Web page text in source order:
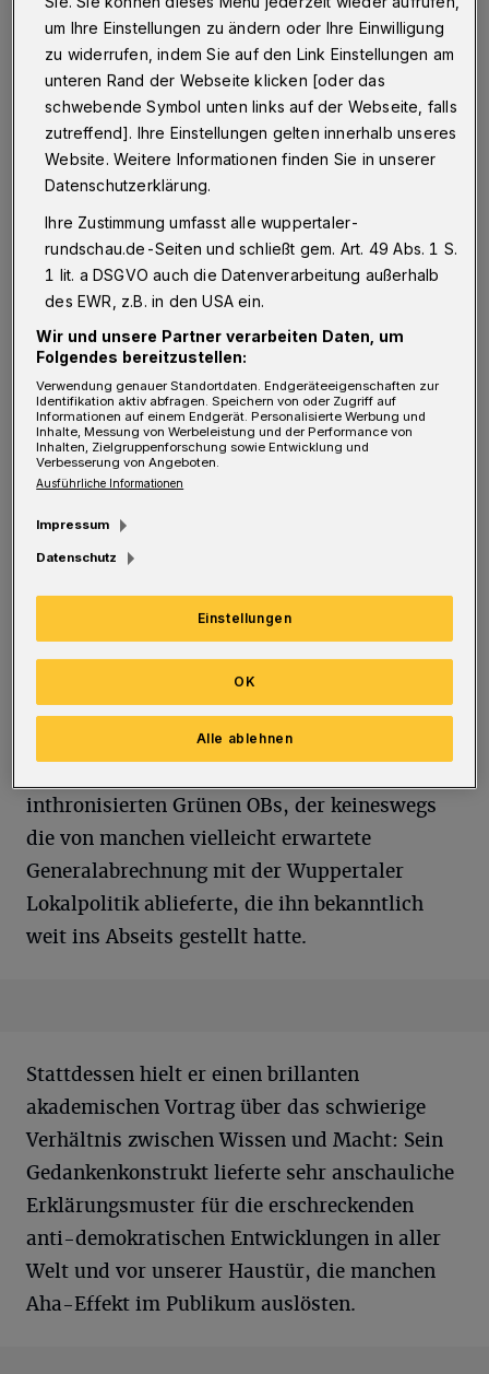
A bschiedsvorlesung? Das ist für
Professoren ein etabliertes Format, für
Oberbürgermeister aber völlig ungewöhnlich.
Schneidewind ist bekanntlich noch wenige
Tage beides und entschied sich ganz bewusst
dafür, neben seinem offiziellen Ausstand
nächste Woche auch noch einen intellektuellen
zu geben – weil er sich in den letzten fünf
handelnd, sondern immer auch nachdenkend
bewegt habe. Resultat war der Auftritt am
Rednerpult im zu diesem Anlass aus allen
Hochschule auf der Hardt.
„Von außen wird begeistert auf
Gekommen waren bei Weitem nicht nur
inthronisierten Grünen OBs, der keineswegs
die von manchen vielleicht erwartete
Generalabrechnung mit der Wuppertaler
Lokalpolitik ablieferte, die ihn bekanntlich
weit ins Abseits gestellt hatte.
Stattdessen hielt er einen brillanten
akademischen Vortrag über das schwierige
Verhältnis zwischen Wissen und Macht: Sein
Gedankenkonstrukt lieferte sehr anschauliche
Erklärungsmuster für die erschreckenden
anti-demokratischen Entwicklungen in aller
Welt und vor unserer Haustür, die manchen
Aha-Effekt im Publikum auslösten.
um Ihre Einstellungen zu ändern oder Ihre Einwilligung
zu widerrufen, indem Sie auf den Link Einstellungen am
unteren Rand der Webseite klicken [oder das
schwebende Symbol unten links auf der Webseite, falls
zutreffend]. Ihre Einstellungen gelten innerhalb unseres
Website. Weitere Informationen finden Sie in unserer
Datenschutzerklärung.
Ihre Zustimmung umfasst alle wuppertaler-
rundschau.de-Seiten und schließt gem. Art. 49 Abs. 1 S.
1 lit. a DSGVO auch die Datenverarbeitung außerhalb
des EWR, z.B. in den USA ein.
Wir und unsere Partner verarbeiten Daten, um
Folgendes bereitzustellen:
Verwendung genauer Standortdaten. Endgeräteeigenschaften zur
Identifikation aktiv abfragen. Speichern von oder Zugriff auf
Informationen auf einem Endgerät. Personalisierte Werbung und
Inhalte, Messung von Werbeleistung und der Performance von
Inhalten, Zielgruppenforschung sowie Entwicklung und
Verbesserung von Angeboten.
Ausführliche Informationen
Impressum
Datenschutz
Einstellungen
Alle ablehnen
OK